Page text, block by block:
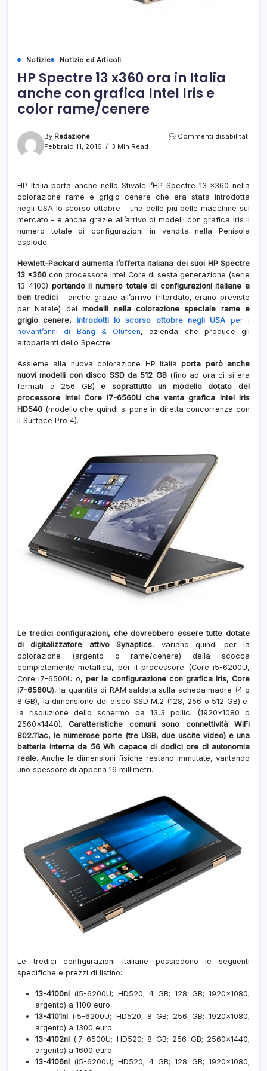
Notizie Notizie ed Articoli
HP Spectre 13 x360 ora in Italia
anche con grafica Intel Iris e
color rame/cenere
By Redazione
Febbraio 11, 2016
3 Min Read
Commenti disabilitati
e
HP Italia porta anche nello Stivale l’HP Spectre 13 x360 nella
colorazione rame e grigio cenere che era stata introdotta
negli USA lo scorso ottobre – una delle più belle macchine sul
mercato – e anche grazie all’arrivo di modelli con grafica Iris il
numero totale di configurazioni in vendita nella Penisola
esplode.
Hewlett-Packard aumenta l’offerta italiana dei suoi HP Spectre
13 x360 con processore Intel Core di sesta generazione (serie
13-4100) portando il numero totale di configurazioni italiane a
ben tredici– anche grazie all’arrivo (ritardato, erano previste
per Natale) deimodelli nella colorazione speciale rame e
grigio cenere, introdotti lo scorso ottobre negli USA per i
novant’anni di Bang & Olufsen, azienda che produce gli
altoparlanti dello Spectre.
Assieme alla nuova colorazione HP Italia porta però anche
nuovi modelli con disco SSD da 512 GB(fino ad ora ci si era
fermati a 256 GB)e soprattutto un modello dotato del
processore Intel Core i7-6560U che vanta grafica Intel Iris
HD540 (modello che quindi si pone in diretta concorrenza con
il Surface Pro 4).
Le tredici configurazioni, che dovrebbero essere tutte dotate
di digitalizzatore attivo Synaptics, variano quindi per la
colorazione (argento o rame/cenere) della scocca
completamente metallica, per il processore (Core i5-6200U,
Core i7-6500U o,per la configurazione con grafica Iris, Core
i7-6560U), la quantità di RAM saldata sulla scheda madre (4 o
8 GB), la dimensione del disco SSD M.2 (128, 256 o 512 GB) e
la risoluzione dello schermo da 13,3 pollici (1920×1080 o
2560×1440).Caratteristiche comuni sono connettività WiFi
802.11ac, le numerose porte (tre USB, due uscite video) e una
batteria interna da 56 Wh capace di dodici ore di autonomia
reale. Anche le dimensioni fisiche restano immutate, vantando
uno spessore di appena 16 millimetri.
Le tredici configurazioni italiane possiedono le seguenti
specifiche e prezzi di listino:
13-4100nl (i5-6200U; HD520; 4 GB; 128 GB; 1920×1080;
argento) a 1100 euro
13-4101nl (i5-6200U; HD520; 8 GB; 256 GB; 1920×1080;
argento) a 1300 euro
13-4102nl (i7-6500U; HD520; 8 GB; 256 GB; 2560×1440;
argento) a 1600 euro
13-4106nl (i5-6200U; HD520; 4 GB; 128 GB; 1920×1080;